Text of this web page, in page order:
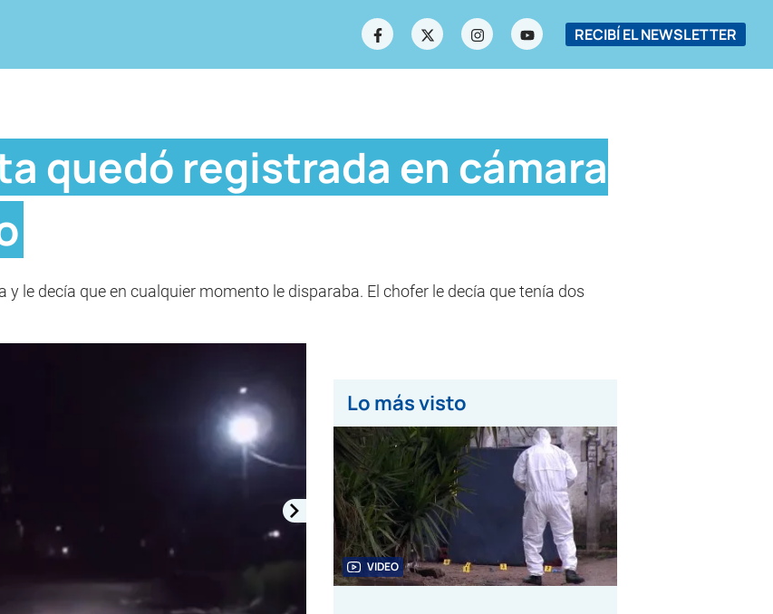
RECIBÍ EL NEWSLETTER
quedó registrada en cámara
le decía que en cualquier momento le disparaba. El chofer le decía que tenía dos
Lo más visto
VIDEO